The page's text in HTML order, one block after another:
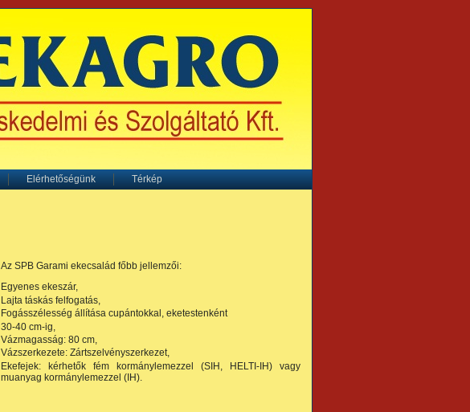
Elérhetőségünk Térkép
Az SPB Garami ekecsalád főbb jellemzői:
Egyenes ekeszár,
Lajta táskás felfogatás,
Fogásszélesség állítása cupántokkal, eketestenként
30-40 cm-ig,
Vázmagasság: 80 cm,
Vázszerkezete: Zártszelvényszerkezet,
Ekefejek: kérhetők fém kormánylemezzel (SIH, HELTI-IH) vagy
muanyag kormánylemezzel (IH).